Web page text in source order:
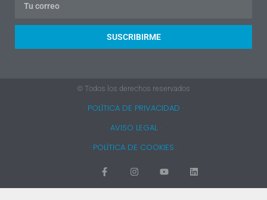
SUSCRIBIRME
© Todos los derechos reservados
· POLÍTICA DE PRIVACIDAD ·
· AVISO LEGAL ·
· POLÍTICA DE COOKIES ·